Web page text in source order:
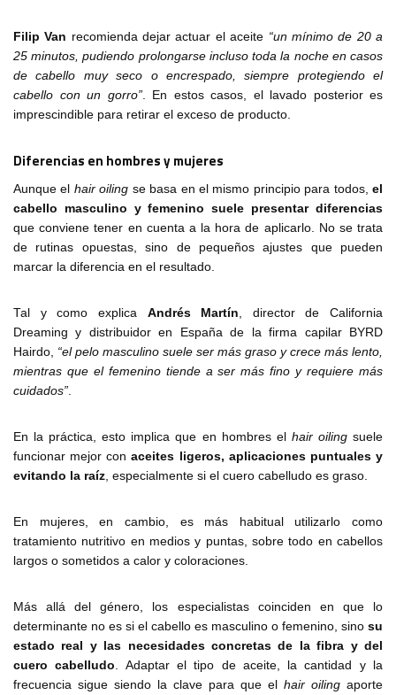
Filip Van recomienda dejar actuar el aceite “un mínimo de 20 a
25 minutos, pudiendo prolongarse incluso toda la noche en casos
de cabello muy seco o encrespado, siempre protegiendo el
cabello con un gorro”. En estos casos, el lavado posterior es
imprescindible para retirar el exceso de producto.
Diferencias en hombres y mujeres
Aunque el hair oiling se basa en el mismo principio para todos,el
cabello masculino y femenino suele presentar diferencias
que conviene tener en cuenta a la hora de aplicarlo. No se trata
de rutinas opuestas, sino de pequeños ajustes que pueden
marcar la diferencia en el resultado.
Tal y como explica Andrés Martín, director de California
Dreaming y distribuidor en España de la firma capilar BYRD
Hairdo, “el pelo masculino suele ser más graso y crece más lento,
mientras que el femenino tiende a ser más fino y requiere más
cuidados”.
En la práctica, esto implica que en hombres el hair oilingsuele
funcionar mejor conaceites ligeros, aplicaciones puntuales y
evitando la raíz, especialmente si el cuero cabelludo es graso.
En mujeres, en cambio, es más habitual utilizarlo como
tratamiento nutritivo en medios y puntas, sobre todo en cabellos
largos o sometidos a calor y coloraciones.
Más allá del género, los especialistas coinciden en que lo
determinante no es si el cabello es masculino o femenino, sino su
estado real y las necesidades concretas de la fibra y del
cuero cabelludo. Adaptar el tipo de aceite, la cantidad y la
frecuencia sigue siendo la clave para que el hair oiling aporte